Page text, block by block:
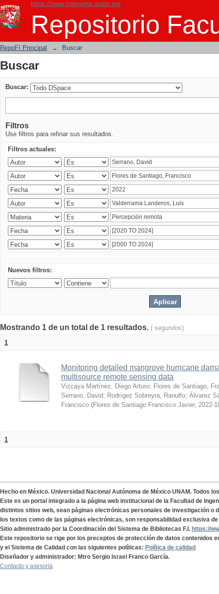
https://www.ingenieria.unam.mx
Repositorio
Buscar
RepoFI Principal → Buscar
Buscar
Buscar:
Filtros
Use filtros para refinar sus resultados.
Filtros actuales:
Nuevos filtros:
Mostrando 1 de un total de 1 resultados. ( segundos)
1
Monitoring detailed mangrove hurricane
multisource remote sensing data
Vizcaya Martínez, Diego Arturo; Flores de Santiago,
Serrano, David; Rodrígez Sobreyra, Ranulfo; Álvarez
Francisco (Flores de Santiago Francisco Javier, 2022-
1
Hecho en México. Universidad Nacional Autónoma de México UNAM. Todos
Este es un portal integrado a la página web institucional de la Facultad de
distintos sitios web, sean páginas electrónicas personales de investigación o
los textos como de las páginas electrónicas, son responsabilidad exclusiva
Sitio administrado por la Coordinación del Sistema de Bibliotecas F.I. https://
Este repositorio se rige por los preceptos de protección de datos contenidos
y el Sistema de Calidad con las siguientes políticas: Política de calidad
Diseñador y administrador: Mtro Sergio Israel Franco García.
Contacto y asesoría